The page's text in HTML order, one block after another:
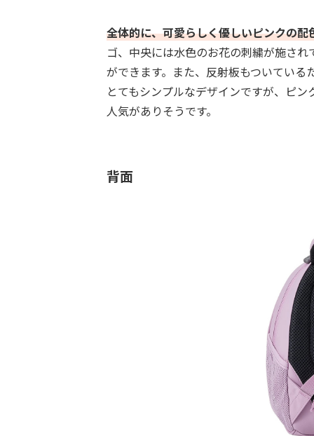
全体的に、可愛らしく優しいピンクの配
ゴ、中央には水色のお花の刺繍が施さ
ができます。また、反射板もついている
とてもシンプルなデザインですが、ピ
人気がありそうです。
背面